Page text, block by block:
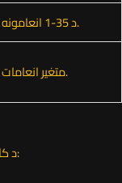
د 35-1 انعامونه.
متغیر انعامات.
En otras palabras، د کازینو لوبې مختلفې ګټې لري، لکه: